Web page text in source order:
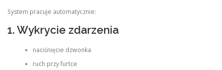
System pracuje automatycznie:
1. Wykrycie zdarzenia
naciśnięcie dzwonka
ruch przy furtce